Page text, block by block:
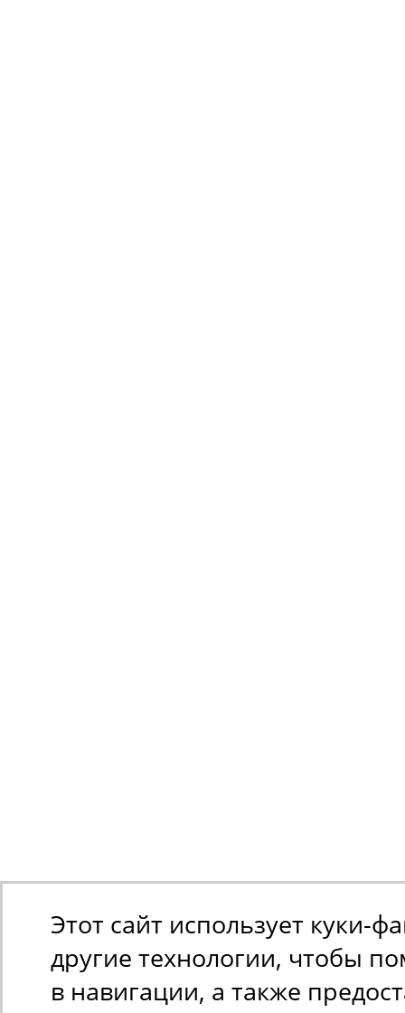
Этот сайт использует куки-
другие технологии, чтобы
в навигации, а также